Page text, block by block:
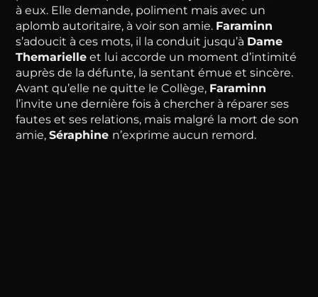
à eux. Elle demande, poliment mais avec un
aplomb autoritaire, à voir son amie. Faraminn
s’adoucit à ces mots, il la conduit jusqu’à Dame
Themarielle et lui accorde un moment d’intimité
auprès de la défunte, la sentant émue et sincère.
Avant qu’elle ne quitte le Collège, Faraminn
l’invite une dernière fois à chercher à réparer ses
fautes et ses relations, mais malgré la mort de son
amie, Séraphine n’exprime aucun remord.